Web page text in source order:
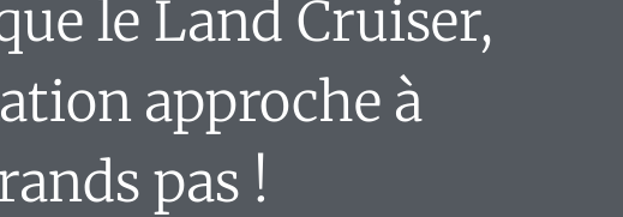
le Land Cruiser,
approche à
pas !